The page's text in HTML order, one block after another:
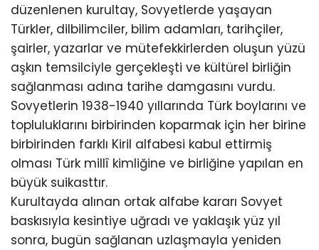
düzenlenen kurultay, Sovyetlerde yaşayan
Türkler, dilbilimciler, bilim adamları, tarihçiler,
şairler, yazarlar ve mütefekkirlerden oluşun yüzü
aşkın temsilciyle gerçekleşti ve kültürel birliğin
sağlanması adına tarihe damgasını vurdu.
Sovyetlerin 1938-1940 yıllarında Türk boylarını ve
topluluklarını birbirinden koparmak için her birine
birbirinden farklı Kiril alfabesi kabul ettirmiş
olması Türk millî kimliğine ve birliğine yapılan en
büyük suikasttır.
Kurultayda alınan ortak alfabe kararı Sovyet
baskısıyla kesintiye uğradı ve yaklaşık yüz yıl
sonra, bugün sağlanan uzlaşmayla yeniden